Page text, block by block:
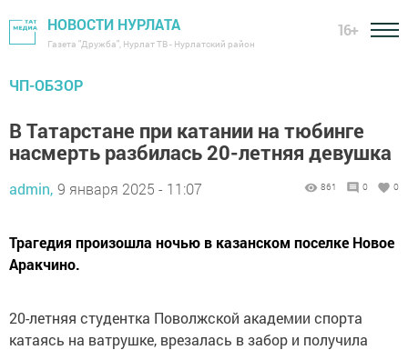
НОВОСТИ НУРЛАТА
Газета "Дружба", Нурлат ТВ - Нурлатский район
16+
ЧП-ОБЗОР
В Татарстане при катании на тюбинге
насмерть разбилась 20-летняя девушка
admin, 9 января 2025 - 11:07 861 0 0
Трагедия произошла ночью в казанском поселке Новое
Аракчино.
20-летняя студентка Поволжской академии спорта
катаясь на ватрушке, врезалась в забор и получила